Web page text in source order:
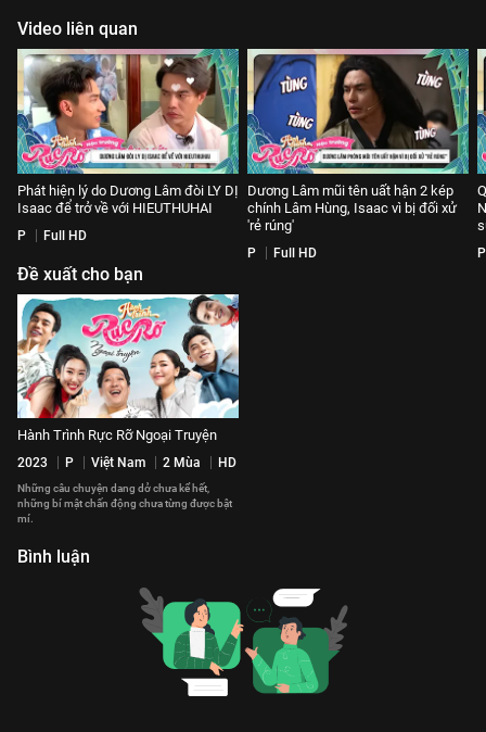
Video liên quan
Phát hiện lý do Dương Lâm đòi LY DỊ
Isaac để trở về với HIEUTHUHAI
P Full HD
Dương Lâm mũi tên uất hận 2 kép
chính Lâm Hùng, Isaac vì bị đối xử
'rẻ rúng'
P Full HD P
Đề xuất cho bạn
Hành Trình Rực Rỡ Ngoại Truyện
2023 P Việt Nam 2 Mùa HD
Những câu chuyện dang dở chưa kể hết,
những bí mật chấn động chưa từng được bật
mí.
Bình luận